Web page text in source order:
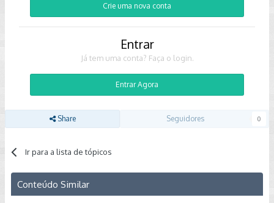
Crie uma nova conta
Entrar
Já tem uma conta? Faça o login.
Entrar Agora
Share Seguidores 0
Ir para a lista de tópicos
Conteúdo Similar